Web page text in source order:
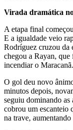
Virada dramática
A etapa final
E a igualdade veio
Rodríguez cruzou da
chegou a Rayan, que
incendiar o Maracanã.
O gol deu novo
minutos depois,
seguiu dominando
cobrou um escanteio
na trave,